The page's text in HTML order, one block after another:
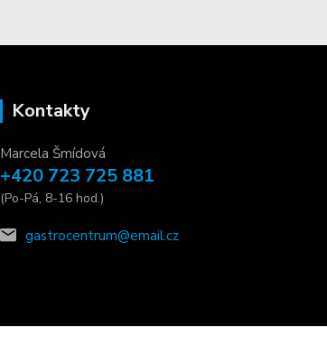
Kontakty
Marcela Šmídová
+420 723 725 881
(Po-Pá, 8-16 hod.)
gastrocentrum@email.cz